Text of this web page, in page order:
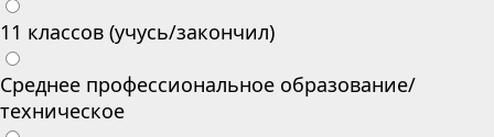
11 классов (учусь/закончил)
Среднее профессиональное образование/
техническое